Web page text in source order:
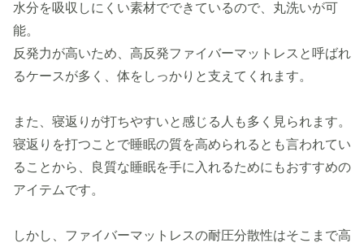
水分を吸収しにくい素材でできているので、丸洗いが可
能。
反発力が高いため、高反発ファイバーマットレスと呼ばれ
るケースが多く、体をしっかりと支えてくれます。
また、寝返りが打ちやすいと感じる人も多く見られます。
寝返りを打つことで睡眠の質を高められるとも言われてい
ることから、良質な睡眠を手に入れるためにもおすすめの
アイテムです。
しかし、ファイバーマットレスの耐圧分散性はそこまで高